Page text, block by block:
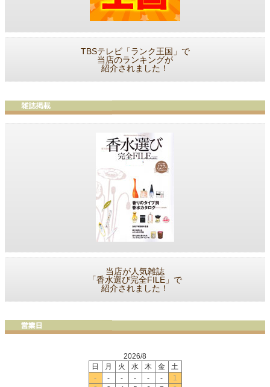
TBSテレビ「ランク王国」で
当店のランキングが
紹介されました！
当店が人気雑誌
「香水選び完全FILE」で
紹介されました！
2026/8
日
月 火 水 木 金
土
-
- - - - -
1